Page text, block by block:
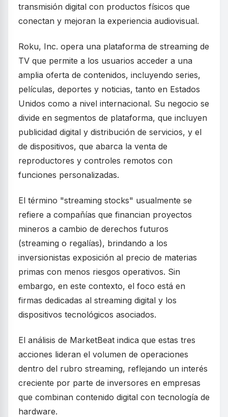
transmisión digital con productos físicos que
conectan y mejoran la experiencia audiovisual.
Roku, Inc. opera una plataforma de streaming de
TV que permite a los usuarios acceder a una
amplia oferta de contenidos, incluyendo series,
películas, deportes y noticias, tanto en Estados
Unidos como a nivel internacional. Su negocio se
divide en segmentos de plataforma, que incluyen
publicidad digital y distribución de servicios, y el
de dispositivos, que abarca la venta de
reproductores y controles remotos con
funciones personalizadas.
El término "streaming stocks" usualmente se
refiere a compañías que financian proyectos
mineros a cambio de derechos futuros
(streaming o regalías), brindando a los
inversionistas exposición al precio de materias
primas con menos riesgos operativos. Sin
embargo, en este contexto, el foco está en
firmas dedicadas al streaming digital y los
dispositivos tecnológicos asociados.
El análisis de MarketBeat indica que estas tres
acciones lideran el volumen de operaciones
dentro del rubro streaming, reflejando un interés
creciente por parte de inversores en empresas
que combinan contenido digital con tecnología de
hardware.